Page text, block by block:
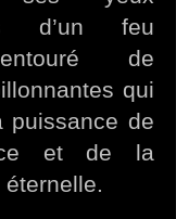
d’un feu
de
qui
puissance de
et de la